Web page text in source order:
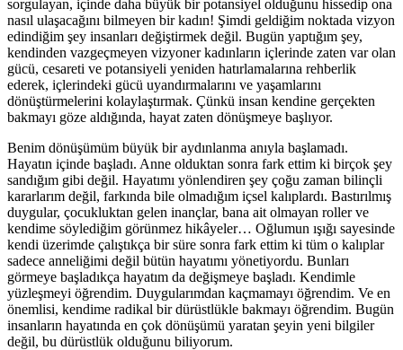
sorgulayan, içinde daha büyük bir potansiyel olduğunu hissedip ona
nasıl ulaşacağını bilmeyen bir kadın! Şimdi geldiğim noktada vizyon
edindiğim şey insanları değiştirmek değil. Bugün yaptığım şey,
kendinden vazgeçmeyen vizyoner kadınların içlerinde zaten var olan
gücü, cesareti ve potansiyeli yeniden hatırlamalarına rehberlik
ederek, içlerindeki gücü uyandırmalarını ve yaşamlarını
dönüştürmelerini kolaylaştırmak. Çünkü insan kendine gerçekten
bakmayı göze aldığında, hayat zaten dönüşmeye başlıyor.
Benim dönüşümüm büyük bir aydınlanma anıyla başlamadı.
Hayatın içinde başladı. Anne olduktan sonra fark ettim ki birçok şey
sandığım gibi değil. Hayatımı yönlendiren şey çoğu zaman bilinçli
kararlarım değil, farkında bile olmadığım içsel kalıplardı. Bastırılmış
duygular, çocukluktan gelen inançlar, bana ait olmayan roller ve
kendime söylediğim görünmez hikâyeler… Oğlumun ışığı sayesinde
kendi üzerimde çalıştıkça bir süre sonra fark ettim ki tüm o kalıplar
sadece anneliğimi değil bütün hayatımı yönetiyordu. Bunları
görmeye başladıkça hayatım da değişmeye başladı. Kendimle
yüzleşmeyi öğrendim. Duygularımdan kaçmamayı öğrendim. Ve en
önemlisi, kendime radikal bir dürüstlükle bakmayı öğrendim. Bugün
insanların hayatında en çok dönüşümü yaratan şeyin yeni bilgiler
değil, bu dürüstlük olduğunu biliyorum.